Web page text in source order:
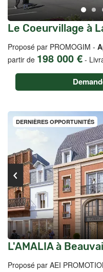
Le Coeurvillage à
Proposé par PROMOGIM -
partir de 198 000 € -
DERNIÈRES OPPORTUNITÉS
L'AMALIA à
Proposé par AEI